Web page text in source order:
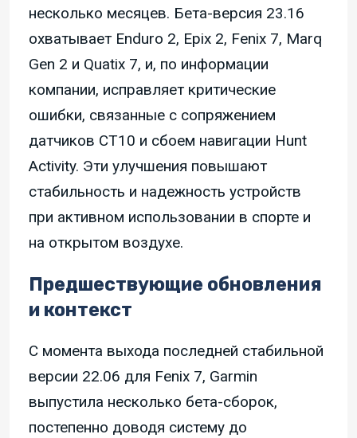
несколько месяцев. Бета-версия 23.16
охватывает Enduro 2, Epix 2, Fenix 7, Marq
Gen 2 и Quatix 7, и, по информации
компании, исправляет критические
ошибки, связанные с сопряжением
датчиков CT10 и сбоем навигации Hunt
Activity. Эти улучшения повышают
стабильность и надежность устройств
при активном использовании в спорте и
на открытом воздухе.
Предшествующие обновления
и контекст
С момента выхода последней стабильной
версии 22.06 для Fenix 7, Garmin
выпустила несколько бета-сборок,
постепенно доводя систему до